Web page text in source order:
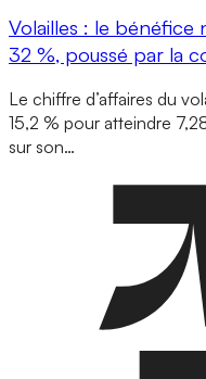
Volailles : le bénéfice
32 %, poussé par la
Le chiffre d’affaires du
15,2 % pour atteindre
sur son…